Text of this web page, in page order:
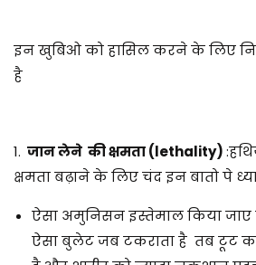
इन खुबिओ को हासिल करने के लिए
है
1. जान लेने की क्षमता (lethality)
क्षमता बढ़ाने के लिए चंद इन बातो पे
ऐसा अमुनिसन इस्तेमाल किया जाए
ऐसा बुलेट जब टकराता है तब टूट